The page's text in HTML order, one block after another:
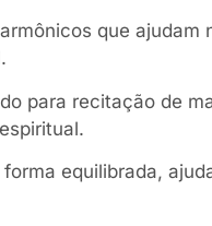
que ajudam
para recitação de
equilibrada,